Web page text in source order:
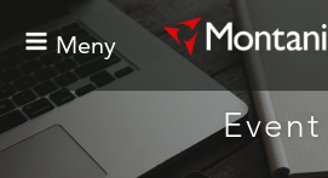
Meny
Event